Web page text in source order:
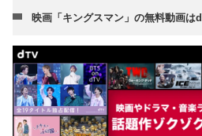
映画「キングスマン」の無料動画は